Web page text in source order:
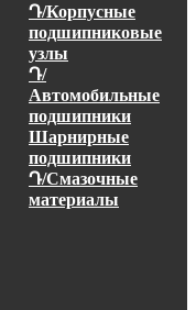
Դ/Корпусные
подшипниковые
узлы
Դ/
Автомобильные
подшипники
Шарнирные
подшипники
Դ/Смазочные
материалы